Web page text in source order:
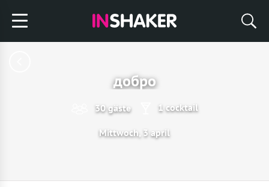
добро
30 gäste 1 cocktail
Mittwoch, 3 april